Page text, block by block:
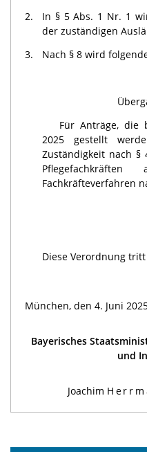
2.
In § 5 Abs. 1 Nr. 1
der zuständigen
3.
Nach § 8 wird
Für Anträge, die
2025 gestellt
Zuständigkeit nach
Fachkräfteverfahren
Diese Verordnung
München, den 4. Juni
Bayerisches
und
Joachim